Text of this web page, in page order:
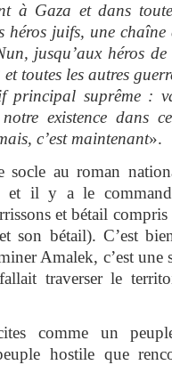
à Gaza et dans
héros juifs, une
jusqu’aux héros
toutes les autres
principal suprême :
existence dans
c’est maintenant».
socle au roman
et il y a le
et bétail compris
son bétail). C’est
Amalek, c’est une
traverser le
comme un
hostile que